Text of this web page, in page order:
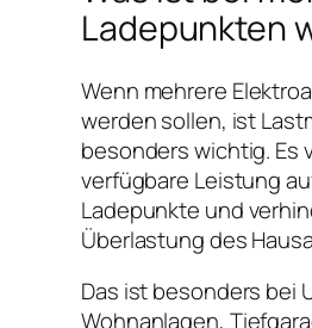
Ladepunkten
Wenn mehrere
werden sollen, ist
besonders wichtig. Es
verfügbare Leistung
Ladepunkte und
Überlastung des
Das ist besonders bei
Wohnanlagen,